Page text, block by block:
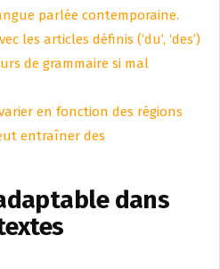
parlée contemporaine.
les articles définis (‘du’, ‘des’)
de grammaire si mal
en fonction des régions
entraîner des
dans